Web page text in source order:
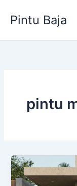
Pintu Baja
pintu